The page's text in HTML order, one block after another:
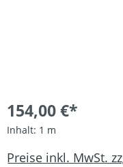
154,00 €*
Inhalt: 1 m
Preise inkl. MwSt.